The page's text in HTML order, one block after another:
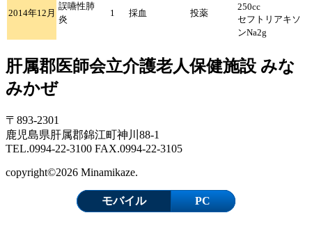
2014年12月
誤嚥性肺
炎
1 採血 投薬
250cc
セフトリアキソ
ンNa2g
肝属郡医師会立介護老人保健施設 みな
みかぜ
〒893-2301
鹿児島県肝属郡錦江町神川88-1
TEL.0994-22-3100 FAX.0994-22-3105
copyright©2026 Minamikaze.
モバイル PC